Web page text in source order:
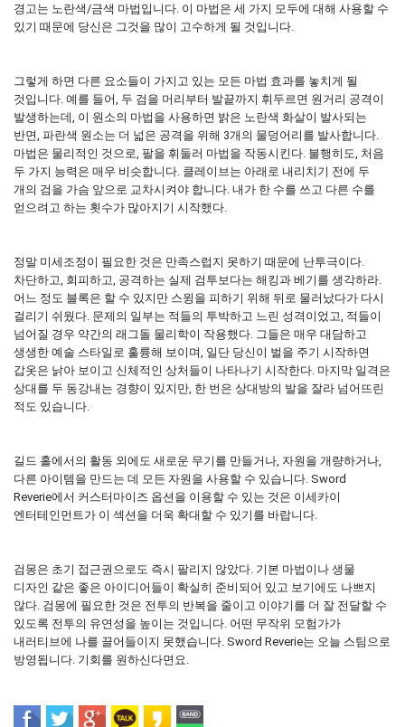
경고는 노란색/금색 마법입니다. 이 마법은 세 가지 모두에 대해 사용할 수
있기 때문에 당신은 그것을 많이 고수하게 될 것입니다.
그렇게 하면 다른 요소들이 가지고 있는 모든 마법 효과를 놓치게 될
것입니다. 예를 들어, 두 검을 머리부터 발끝까지 휘두르면 원거리 공격이
발생하는데, 이 원소의 마법을 사용하면 밝은 노란색 화살이 발사되는
반면, 파란색 원소는 더 넓은 공격을 위해 3개의 물덩어리를 발사합니다.
마법은 물리적인 것으로, 팔을 휘둘러 마법을 작동시킨다. 불행히도, 처음
두 가지 능력은 매우 비슷합니다. 클레이브는 아래로 내리치기 전에 두
개의 검을 가슴 앞으로 교차시켜야 합니다. 내가 한 수를 쓰고 다른 수를
얻으려고 하는 횟수가 많아지기 시작했다.
정말 미세조정이 필요한 것은 만족스럽지 못하기 때문에 난투극이다.
차단하고, 회피하고, 공격하는 실제 검투보다는 해킹과 베기를 생각하라.
어느 정도 블록은 할 수 있지만 스윙을 피하기 위해 뒤로 물러났다가 다시
걸리기 쉬웠다. 문제의 일부는 적들의 투박하고 느린 성격이었고, 적들이
넘어질 경우 약간의 래그돌 물리학이 작용했다. 그들은 매우 대담하고
생생한 예술 스타일로 훌륭해 보이며, 일단 당신이 벌을 주기 시작하면
갑옷은 낡아 보이고 신체적인 상처들이 나타나기 시작한다. 마지막 일격은
상대를 두 동강내는 경향이 있지만, 한 번은 상대방의 발을 잘라 넘어뜨린
적도 있습니다.
길드 홀에서의 활동 외에도 새로운 무기를 만들거나, 자원을 개량하거나,
다른 아이템을 만드는 데 모든 자원을 사용할 수 있습니다. Sword
Reverie에서 커스터마이즈 옵션을 이용할 수 있는 것은 이세카이
엔터테인먼트가 이 섹션을 더욱 확대할 수 있기를 바랍니다.
검몽은 초기 접근권으로도 즉시 팔리지 않았다. 기본 마법이나 생물
디자인 같은 좋은 아이디어들이 확실히 준비되어 있고 보기에도 나쁘지
않다. 검몽에 필요한 것은 전투의 반복을 줄이고 이야기를 더 잘 전달할 수
있도록 전투의 유연성을 높이는 것입니다. 어떤 무작위 모험가가
내러티브에 나를 끌어들이지 못했습니다. Sword Reverie는 오늘 스팀으로
방영됩니다. 기회를 원하신다면요.